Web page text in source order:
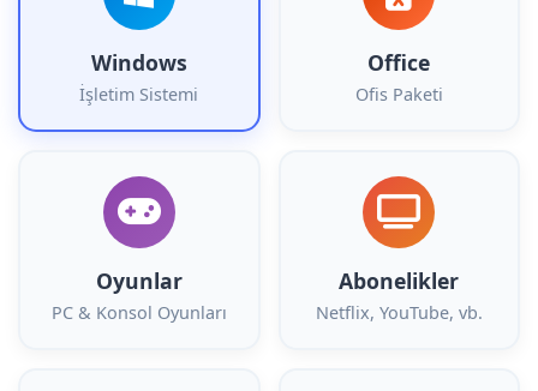
Windows
İşletim Sistemi
Office
Ofis Paketi
Oyunlar
PC & Konsol Oyunları
Abonelikler
Netflix, YouTube, vb.